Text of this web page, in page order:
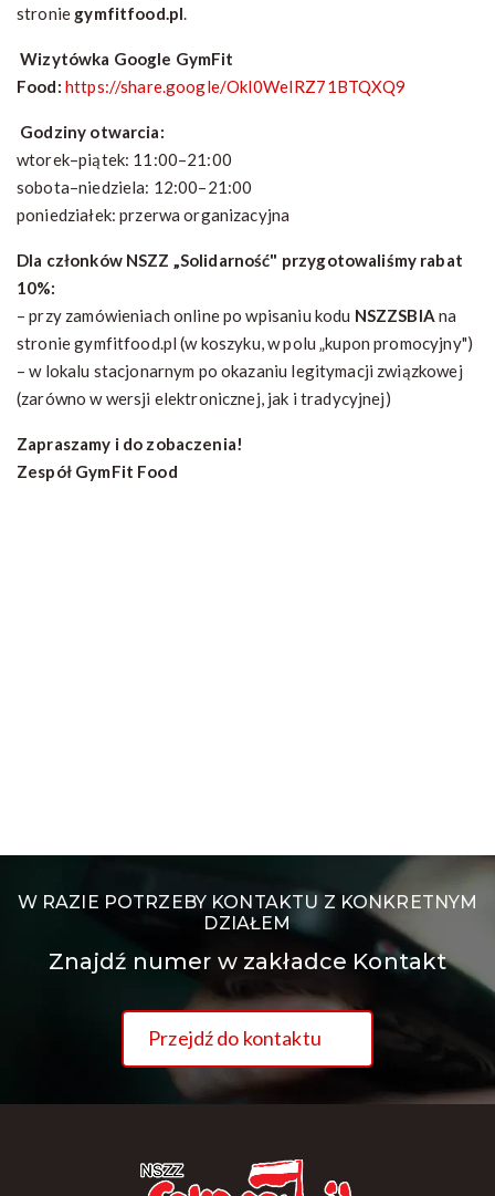
stronie gymfitfood.pl.
Wizytówka Google GymFit
Food: https://share.google/Okl0WeIRZ71BTQXQ9
Godziny otwarcia:
wtorek–piątek: 11:00–21:00
sobota–niedziela: 12:00–21:00
poniedziałek: przerwa organizacyjna
Dla członków NSZZ „Solidarność" przygotowaliśmy rabat
10%:
– przy zamówieniach online po wpisaniu kodu NSZZSBIA na
stronie gymfitfood.pl (w koszyku, w polu „kupon promocyjny")
– w lokalu stacjonarnym po okazaniu legitymacji związkowej
(zarówno w wersji elektronicznej, jak i tradycyjnej)
Zapraszamy i do zobaczenia!
Zespół GymFit Food
W RAZIE POTRZEBY KONTAKTU Z KONKRETNYM
DZIAŁEM
Znajdź numer w zakładce Kontakt
Przejdź do kontaktu